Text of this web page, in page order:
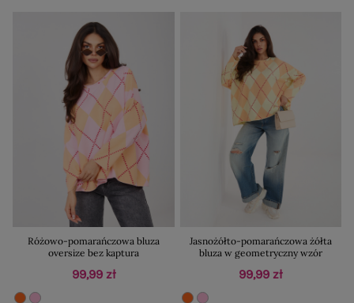
Różowo-pomarańczowa bluza
oversize bez kaptura
99,99 zł
Jasnożółto-pomarańczowa żółta
bluza w geometryczny wzór
99,99 zł